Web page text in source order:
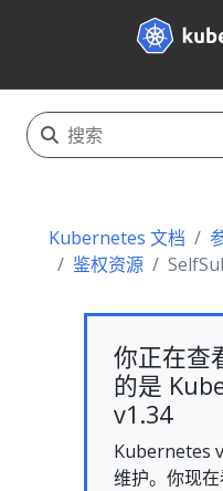
Kubernetes 文档
鉴权资源
你正在查
的是
v1.34
Kubernetes
维护。你现